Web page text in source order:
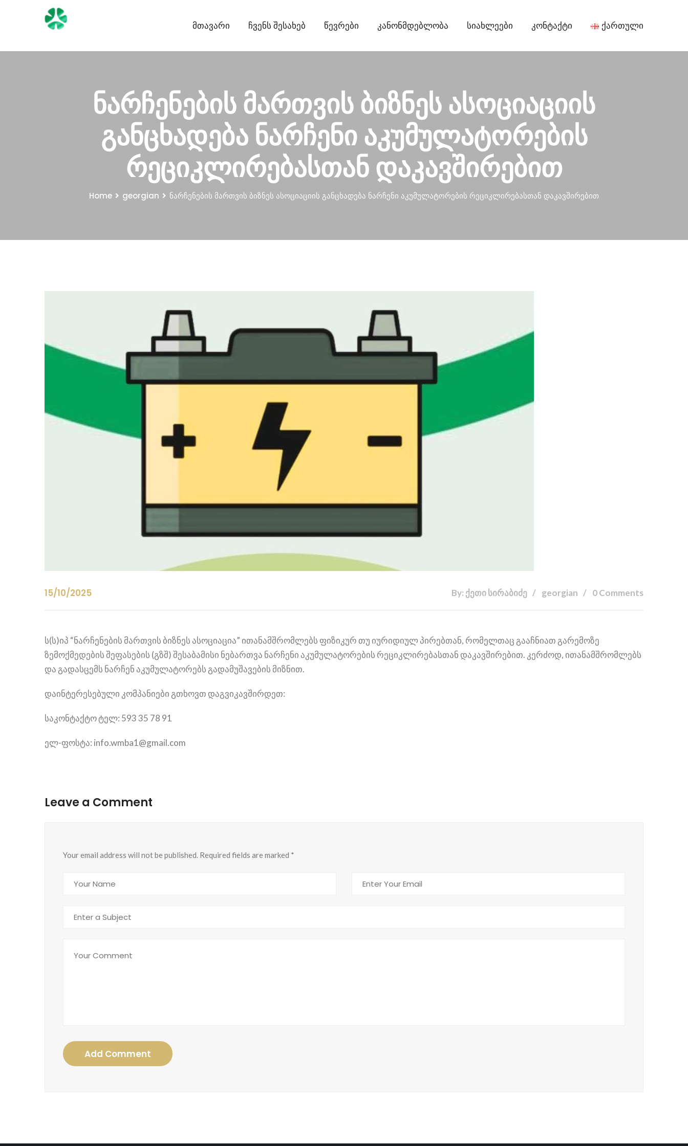
Მთავარი Ჩვენს Შესახებ Წევრები Კანონმდებლობა Სიახლეები Კონტაქტი Ქართული
ნარჩენების მართვის ბიზნეს ასოციაციის
განცხადება ნარჩენი აკუმულატორების
რეციკლირებასთან დაკავშირებით
Home georgian ნარჩენების მართვის ბიზნეს ასოციაციის განცხადება ნარჩენი აკუმულატორების რეციკლირებასთან დაკავშირებით
15/10/2025 By: ქეთი სირაბიძე georgian 0 Comments
ს(ს)იპ “ნარჩენების მართვის ბიზნეს ასოციაცია” ითანამშრომლებს ფიზიკურ თუ იურიდიულ პირებთან, რომელთაც გააჩნიათ გარემოზე
ზემოქმედების შეფასების (გზშ) შესაბამისი ნებართვა ნარჩენი აკუმულატორების რეციკლირებასთან დაკავშირებით. კერძოდ, ითანამშრომლებს
და გადასცემს ნარჩენ აკუმულატორებს გადამუშავების მიზნით.
დაინტერესებული კომპანიები გთხოვთ დაგვიკავშირდეთ:
საკონტაქტო ტელ: 593 35 78 91
ელ-ფოსტა: info.wmba1@gmail.com
Leave a Comment
Your email address will not be published. Required fields are marked *
Add Comment